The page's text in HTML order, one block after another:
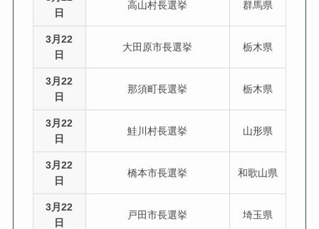
日
高山村長選挙 群馬県
3月22
日
大田原市長選挙 栃木県
3月22
日
那須町長選挙 栃木県
3月22
日
鮭川村長選挙 山形県
3月22
日
橋本市長選挙 和歌山県
3月22
日
戸田市長選挙 埼玉県